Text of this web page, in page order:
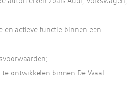
en actieve functie binnen een
te ontwikkelen binnen De Waal